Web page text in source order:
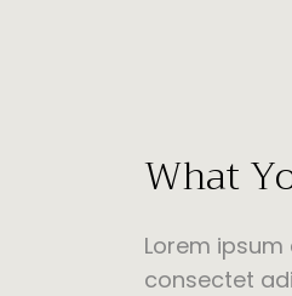
What
Lorem
consectet